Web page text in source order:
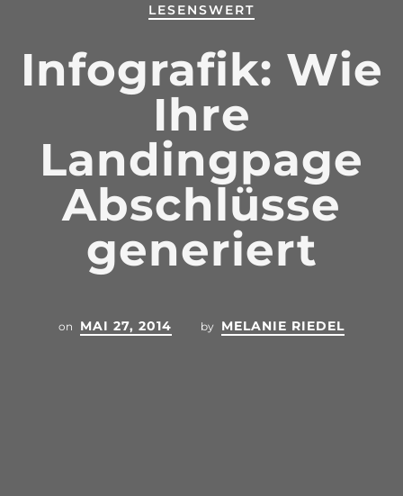
LESENSWERT
Infografik: Wie
Ihre
Landingpage
Abschlüsse
generiert
on MAI 27, 2014 by MELANIE RIEDEL